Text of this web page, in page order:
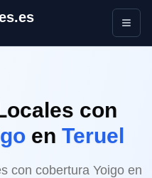
Abrir
con
en Teruel
con cobertura Yoigo en